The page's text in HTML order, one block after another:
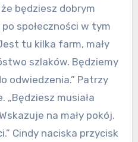
będziesz dobrym
społeczności w tym
tu kilka farm, mały
szlaków. Będziemy
odwiedzenia.” Patrzy
„Będziesz musiała
na mały pokój.
Cindy naciska przycisk